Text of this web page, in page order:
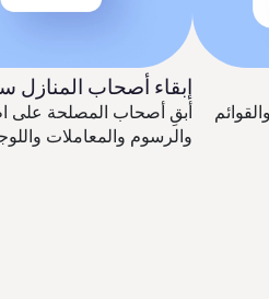
إبقاء أصحاب المنازل
أبقِ أصحاب المصلحة على
والرسوم والمعاملات